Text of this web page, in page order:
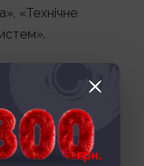
«Технічне
працює
або будинку